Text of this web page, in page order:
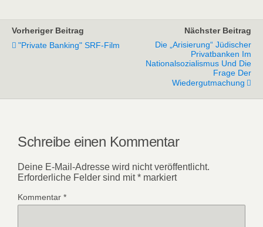
Vorheriger Beitrag
"Private Banking" SRF-Film
Nächster Beitrag
Die „Arisierung“ Jüdischer
Privatbanken Im
Nationalsozialismus Und Die
Frage Der
Wiedergutmachung
Schreibe einen Kommentar
Deine E-Mail-Adresse wird nicht veröffentlicht.
Erforderliche Felder sind mit* markiert
Kommentar *